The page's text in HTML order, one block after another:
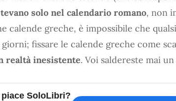
solo nel calendario romano, non
calende greche, è impossibile che
fissare le calende greche come
realtà inesistente. Voi saldereste mai
piace SoloLibri?